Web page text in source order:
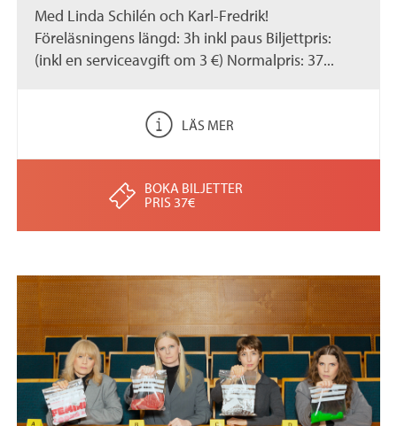
Med Linda Schilén och Karl-Fredrik!
Föreläsningens längd: 3h inkl paus Biljettpris:
(inkl en serviceavgift om 3 €) Normalpris: 37...
LÄS MER
BOKA BILJETTER
PRIS 37€